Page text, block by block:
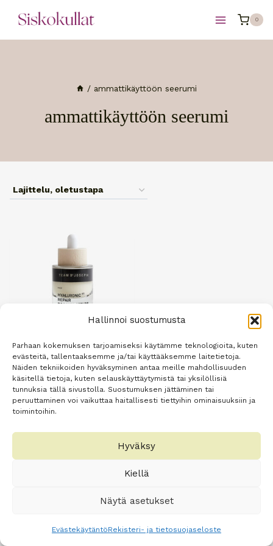
Hallinnoi suostumusta
Parhaan kokemuksen tarjoamiseksi käytämme teknologioita, kuten
evästeitä, tallentaaksemme ja/tai käyttääksemme laitetietoja.
Näiden tekniikoiden hyväksyminen antaa meille mahdollisuuden
käsitellä tietoja, kuten selauskäyttäytymistä tai yksilöllisiä
tunnuksia tällä sivustolla. Suostumuksen jättäminen tai
peruuttaminen voi vaikuttaa haitallisesti tiettyihin ominaisuuksiin ja
toimintoihin.
Hyväksy
Kiellä
Näytä asetukset
EvästekäytäntöRekisteri- ja tietosuojaseloste
sisältöön
0
/ ammattikäyttöön seerumi
ammattikäyttöön seerumi
Hyaluronic Repair
Booster Serum 30 ml
143,50€